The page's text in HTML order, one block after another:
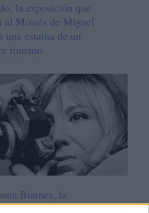
la exposición que
al Moisés de Miguel
una estatua de un
romano
Biarnes, la
catalana que retrató